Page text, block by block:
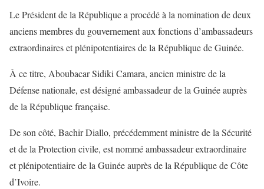
Le Président de la République a procédé à la nomination de deux
anciens membres du gouvernement aux fonctions d’ambassadeurs
extraordinaires et plénipotentiaires de la République de Guinée.
À ce titre, Aboubacar Sidiki Camara, ancien ministre de la
Défense nationale, est désigné ambassadeur de la Guinée auprès
de la République française.
De son côté, Bachir Diallo, précédemment ministre de la Sécurité
et de la Protection civile, est nommé ambassadeur extraordinaire
et plénipotentiaire de la Guinée auprès de la République de Côte
d’Ivoire.